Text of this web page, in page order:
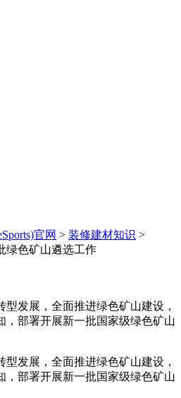
官网 > 装修建材知识 >
绿色矿山遴选工作
发展，全面推进绿色矿山建设，
，部署开展新一批国家级绿色矿山
发展，全面推进绿色矿山建设，
，部署开展新一批国家级绿色矿山